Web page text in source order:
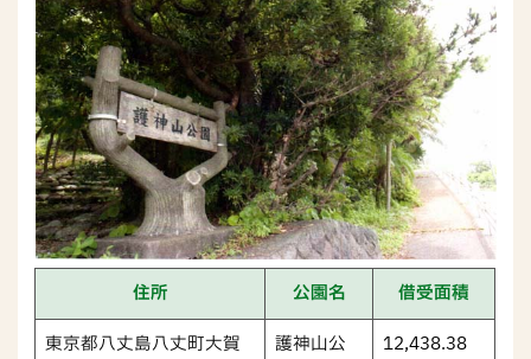
住所 公園名 借受面積
東京都八丈島八丈町大賀
護神山公
12,438.38